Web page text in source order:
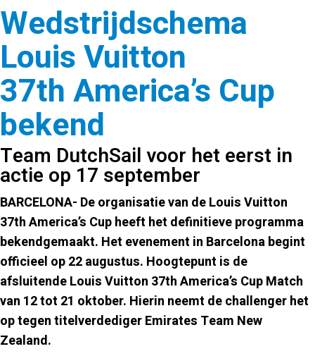
Wedstrijdschema
Louis Vuitton
37th America’s Cup
bekend
Team DutchSail voor het eerst in
actie op 17 september
BARCELONA- De organisatie van de Louis Vuitton
37th America’s Cup heeft het definitieve programma
bekendgemaakt. Het evenement in Barcelona begint
officieel op 22 augustus. Hoogtepunt is de
afsluitende Louis Vuitton 37th America’s Cup Match
van 12 tot 21 oktober. Hierin neemt de challenger het
op tegen titelverdediger Emirates Team New
Zealand.